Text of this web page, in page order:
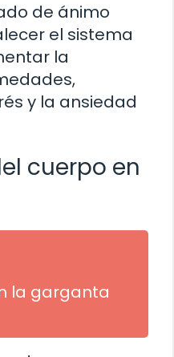
de ánimo
el sistema
la
y la ansiedad
cuerpo en
la garganta